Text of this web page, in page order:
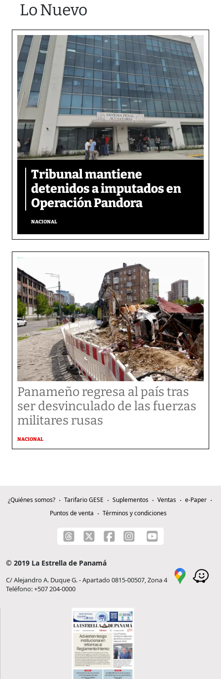
Lo Nuevo
Tribunal mantiene
detenidos a imputados en
Operación Pandora
NACIONAL
Panameño regresa al país tras
ser desvinculado de las fuerzas
militares rusas
NACIONAL
¿Quiénes somos? Tarifario GESE Suplementos Ventas
e-Paper
Puntos de venta
Términos y condiciones
© 2019 La Estrella de Panamá
C/ Alejandro A. Duque G. - Apartado 0815-00507, Zona 4
Teléfono: +507 204-0000